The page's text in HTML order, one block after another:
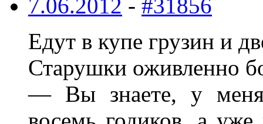
7.06.2012 - #31856
Едут в купе грузин и
Старушки оживленно
— Вы знаете, у меня